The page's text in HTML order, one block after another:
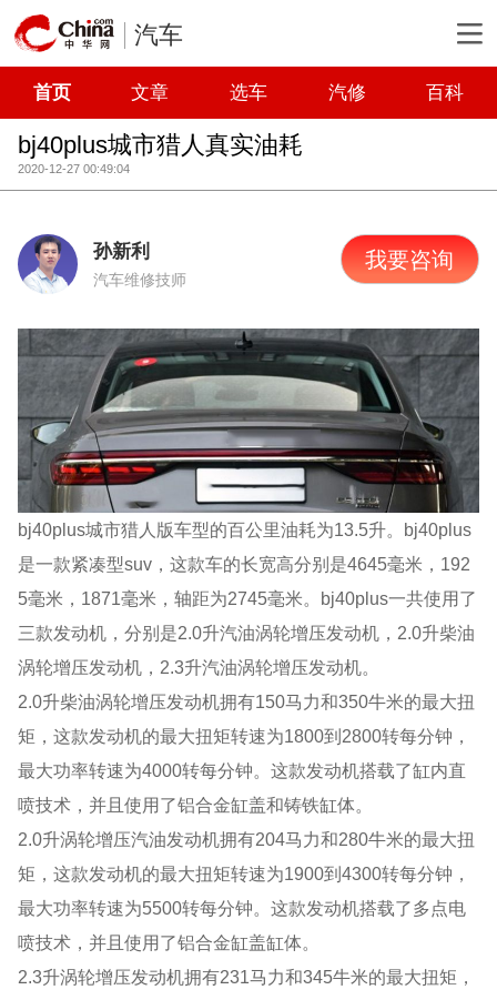
汽车
首页 文章 选车 汽修 百科
bj40plus城市猎人真实油耗
2020-12-27 00:49:04
孙新利
汽车维修技师
我要咨询
bj40plus城市猎人版车型的百公里油耗为13.5升。bj40plus
是一款紧凑型suv，这款车的长宽高分别是4645毫米，192
5毫米，1871毫米，轴距为2745毫米。bj40plus一共使用了
三款发动机，分别是2.0升汽油涡轮增压发动机，2.0升柴油
涡轮增压发动机，2.3升汽油涡轮增压发动机。
2.0升柴油涡轮增压发动机拥有150马力和350牛米的最大扭
矩，这款发动机的最大扭矩转速为1800到2800转每分钟，
最大功率转速为4000转每分钟。这款发动机搭载了缸内直
喷技术，并且使用了铝合金缸盖和铸铁缸体。
2.0升涡轮增压汽油发动机拥有204马力和280牛米的最大扭
矩，这款发动机的最大扭矩转速为1900到4300转每分钟，
最大功率转速为5500转每分钟。这款发动机搭载了多点电
喷技术，并且使用了铝合金缸盖缸体。
2.3升涡轮增压发动机拥有231马力和345牛米的最大扭矩，